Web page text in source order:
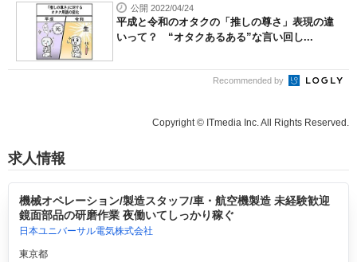
公開 2022/04/24
平成と令和のオタクの「推しの尊さ」表現の違
いって？ “オタクあるある”な言い回し...
Recommended by
Copyright © ITmedia Inc. All Rights Reserved.
求人情報
機械オペレーション/製造スタッフ/車・航空機製造 未経験歓迎
鏡面部品の研磨作業 夜働いてしっかり稼ぐ
日本ユニバーサル電気株式会社
東京都